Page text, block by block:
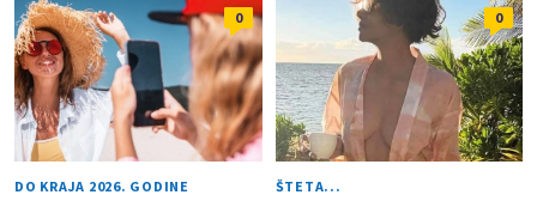
0
DO KRAJA 2026. GODINE
0
ŠTETA...